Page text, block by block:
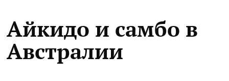
Айкидо и самбо в
Австралии